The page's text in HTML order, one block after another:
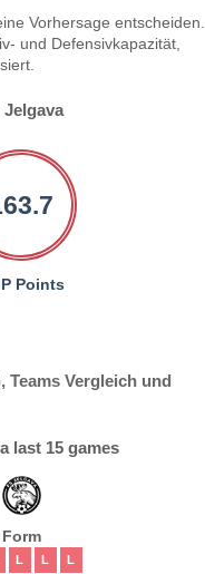
Vorhersage entscheiden.
und Defensivkapazität,
Jelgava
Points
Teams Vergleich und
last 15 games
Form
L L L